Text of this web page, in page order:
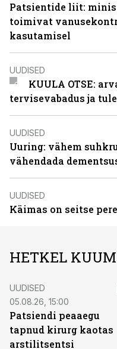
Patsientide liit:
toimivat
kasutamisel
UUDISED
KUULA OTSE:
tervisevabadus ja
UUDISED
Uuring: vähem
vähendada
UUDISED
Käimas on seitse
HETKEL KUUM
UUDISED
05.08.26, 15:00
Patsiendi peaaegu
tapnud kirurg kaotas
arstilitsentsi